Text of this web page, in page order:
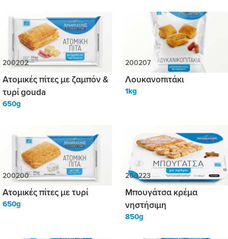
Ατομικές πίτες με ζαμπόν &
τυρί gouda
650g
Λουκανοπιτάκι
1kg
Ατομικές πίτες με τυρί
650g
Μπουγάτσα κρέμα
νηστήσιμη
850g